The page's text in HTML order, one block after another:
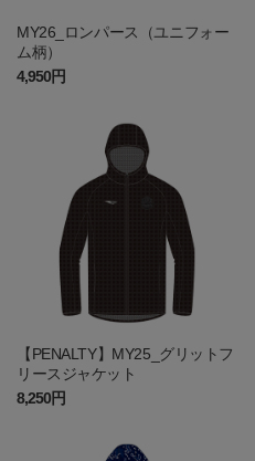
MY26_ロンパース（ユニフォー
ム柄）
4,950円
【PENALTY】MY25_グリットフ
リースジャケット
8,250円